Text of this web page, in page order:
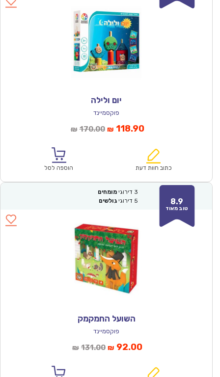
יום ולילה
פוקסמיינד
₪ 170.00המחיר
₪170.00.
₪ 118.90המחיר
הוא:
כתוב חוות דעת הוספה לסל
8.9
טוב מאוד
3 דירוגי מומחים
5 דירוגי גולשים
השועל החמקמק
פוקסמיינד
₪ 131.00המחיר
₪ 92.00המחיר
הוא: